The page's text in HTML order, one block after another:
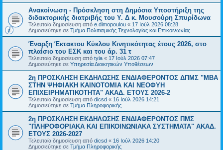
Ανακοίνωση - Πρόσκληση στη Δημόσια Υποστήριξη της
διδακτορικής διατριβής του Υ. Δ κ. Μουσούρη Σπυρίδωνα
Τελευταία δημοσίευση από e.dimopoulou « 17 Ιούλ 2026 08:28
Δημοσιεύτηκε σε Τμήμα Πολιτισμικής Τεχνολογίας και Επικοινωνίας
Έναρξη Έκτακτου Κύκλου Κινητικότητας έτους 2026, στο
πλαίσιο του ΕΣΚ και του άρ. 31 τ
Τελευταία δημοσίευση από tyia « 17 Ιούλ 2026 07:47
Δημοσιεύτηκε σε Υπηρεσία Διοικητικών Υποθέσεων
2η ΠΡΟΣΚΛΗΣΗ ΕΚΔΗΛΩΣΗΣ ΕΝΔΙΑΦΕΡΟΝΤΟΣ ΔΠΜΣ "ΜΒΑ
ΣΤΗΝ ΨΗΦΙΑΚΗ ΚΑΙΝΟΤΟΜΙΑ ΚΑΙ ΝΕΟΦΥΗ
ΕΠΙΧΕΙΡΗΜΑΤΙΚΟΤΗΤΑ" ΑΚΑΔ. ΕΤΟΥΣ 2026-2
Τελευταία δημοσίευση από dicsd « 16 Ιούλ 2026 14:21
Δημοσιεύτηκε σε Τμήμα Πληροφορικής
2η ΠΡΟΣΚΛΗΣΗ ΕΚΔΗΛΩΣΗΣ ΕΝΔΙΑΦΕΡΟΝΤΟΣ ΠΜΣ
"ΠΛΗΡΟΦΟΡΙΑΚΑ ΚΑΙ ΕΠΙΚΟΙΝΩΝΙΑΚΑ ΣΥΣΤΗΜΑΤΑ" ΑΚΑΔ.
ΕΤΟΥΣ 2026-2027
Τελευταία δημοσίευση από dicsd « 16 Ιούλ 2026 14:20
Δημοσιεύτηκε σε Τμήμα Πληροφορικής